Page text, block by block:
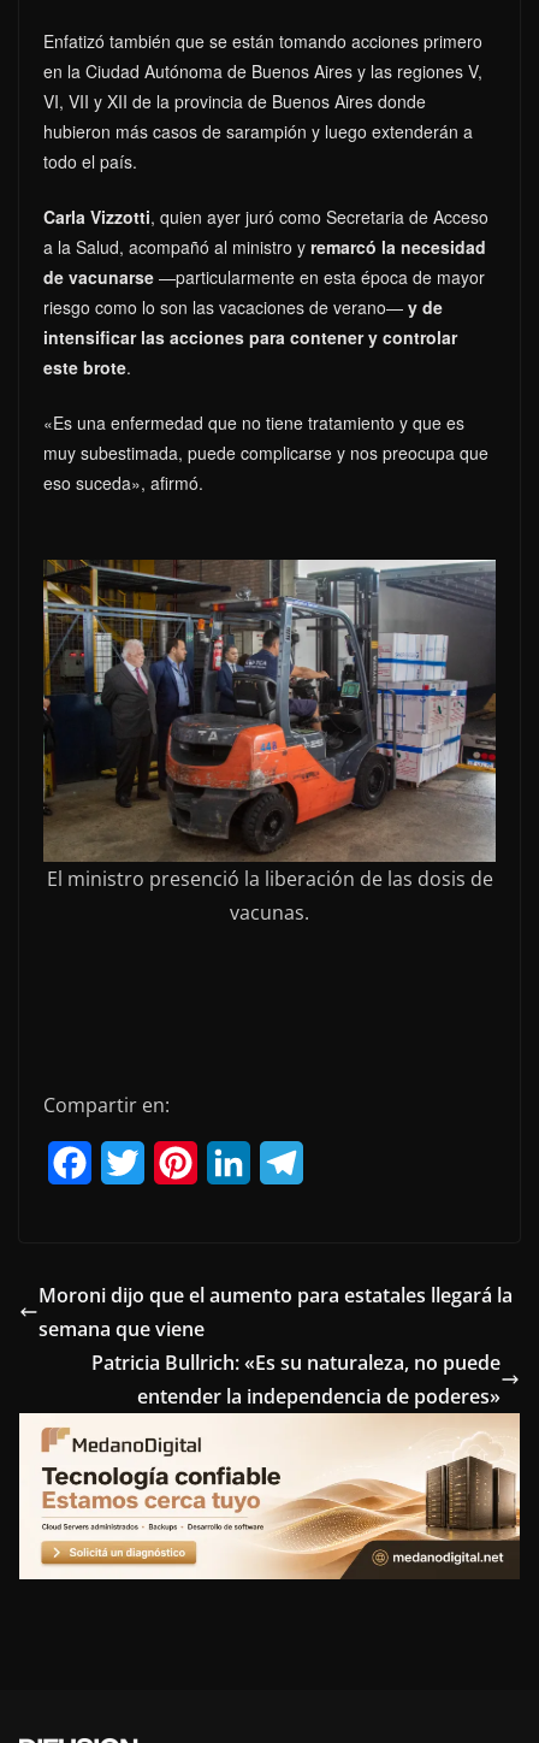
Enfatizó también que se están tomando acciones primero
en la Ciudad Autónoma de Buenos Aires y las regiones V,
VI, VII y XII de la provincia de Buenos Aires donde
hubieron más casos de sarampión y luego extenderán a
todo el país.
Carla Vizzotti, quien ayer juró como Secretaria de Acceso
a la Salud, acompañó al ministro y remarcó la necesidad
de vacunarse —particularmente en esta época de mayor
riesgo como lo son las vacaciones de verano— y de
intensificar las acciones para contener y controlar
este brote.
«Es una enfermedad que no tiene tratamiento y que es
muy subestimada, puede complicarse y nos preocupa que
eso suceda», afirmó.
El ministro presenció la liberación de las dosis de
vacunas.
Compartir en:
e
b
k
t
t
t
e
s
t
k
n
e
Moroni dijo que el aumento para estatales llegará la
semana que viene
Patricia Bullrich: «Es su naturaleza, no puede
entender la independencia de poderes»